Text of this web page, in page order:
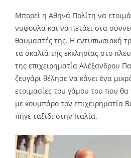
Μπορεί η Αθηνά Πολίτη να
νυφούλα και να πετάει στα
θαυμαστές της. Η εντυπωσιακή
τα σκαλιά της εκκλησίας στο
της επιχειρηματία Αλέξανδρου
ζευγάρι θέλησε να κάνει ένα
ετοιμασίες του γάμου του που θα
με κουμπάρο τον επιχειρηματία
πήγε ταξίδι στην Ιταλία.